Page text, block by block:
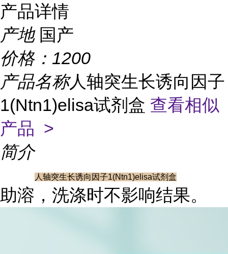
产品详情
产地 国产
价格： 1200
产品名称人轴突生长诱向因子
1(Ntn1)elisa试剂盒 查看相似
产品 >
简介
人轴突生长诱向因子1(Ntn1)elisa试剂盒
助溶，洗涤时不影响结果。